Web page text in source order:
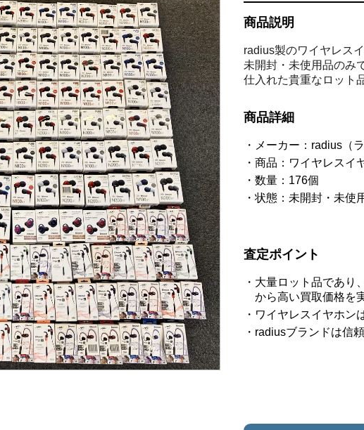
商品説明
radius製のワイヤレス
未開封・未使用品のみ
仕入れた貴重なロット
商品詳細
メーカー：radius（
商品：ワイヤレスイ
数量：176個
状態：未開封・未使
査定ポイント
大量ロット品であり
から高い買取価格を
ワイヤレスイヤホン
radiusブランドは信